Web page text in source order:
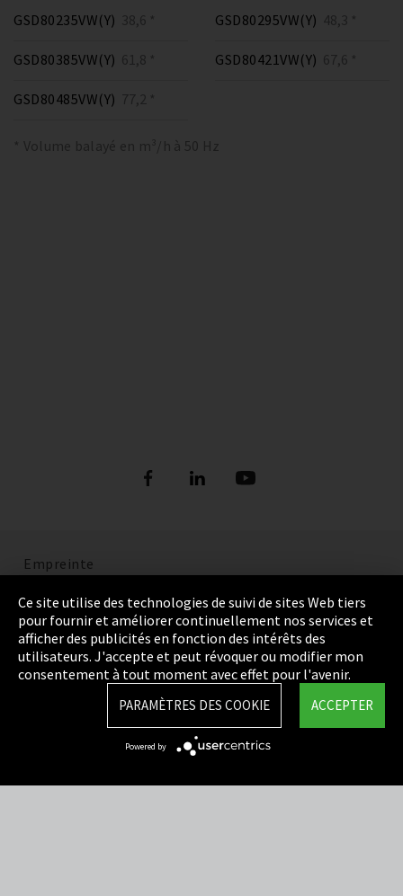
GSD80235VW(Y) 38,6 * GSD80295VW(Y) 48,3 *
GSD80385VW(Y) 61,8 * GSD80421VW(Y) 67,6 *
GSD80485VW(Y) 77,2 *
* Volume balayé en m³/h à 50 Hz
Empreinte
Politique de confidentialité
Cookie Settings
Termes et Conditions
Integrity Line
Ce site utilise des technologies de suivi de sites Web tiers
pour fournir et améliorer continuellement nos services et
afficher des publicités en fonction des intérêts des
utilisateurs. J'accepte et peut révoquer ou modifier mon
consentement à tout moment avec effet pour l'avenir.
ACCEPTER
PARAMÈTRES DES COOKIE
Powered by